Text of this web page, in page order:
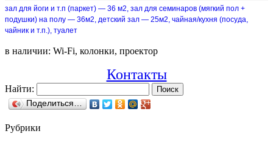
зал для йоги и т.п (паркет) — 36 м2, зал для семинаров (мягкий пол +
подушки) на полу — 36м2, детский зал — 25м2, чайная/кухня (посуда,
чайник и т.п.), туалет
в наличии: Wi-Fi, колонки, проектор
Контакты
Найти:
Поделиться…
Рубрики